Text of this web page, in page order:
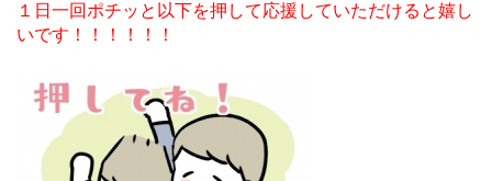
１日一回ポチッと以下を押して応援していただけると嬉し
いです！！！！！！